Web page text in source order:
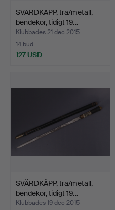
SVÄRDKÄPP, trä/metall,
bendekor, tidigt 19…
Klubbades 21 dec 2015
14 bud
127 USD
SVÄRDKÄPP, trä/metall,
bendekor, tidigt 19…
Klubbades 19 dec 2015